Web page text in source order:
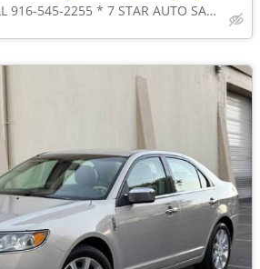
CALL 916-545-2255 * 7 STAR AUTO SALES // 5000 MADISON AVE